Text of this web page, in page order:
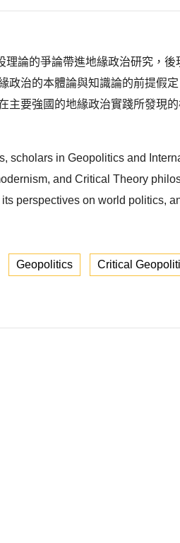
論的爭論帶進地緣政治研究，
治的本體論與知識論的前提假
要強國的地緣政治實踐所發現
scholars in Geopolitics and
and Critical Theory
perspectives on world politics,
Geopolitics Critical